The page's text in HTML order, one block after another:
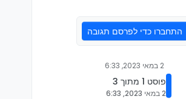
התחברו כדי לפרסם תגובה
2 במאי 2023, 6:33
פוסט 1 מתוך 3
2 במאי 2023, 6:33